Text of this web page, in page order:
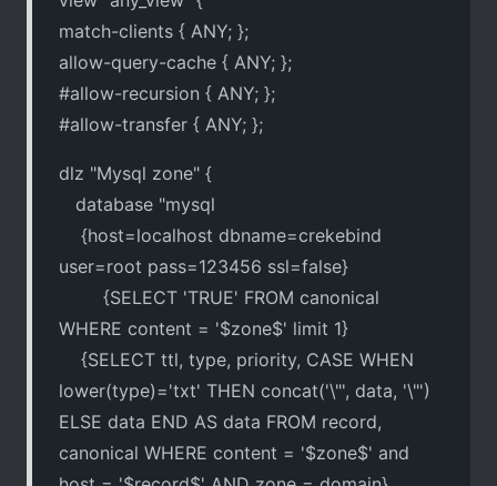
match-clients { ANY; };
allow-query-cache { ANY; };
#allow-recursion { ANY; };
#allow-transfer { ANY; };
dlz "Mysql zone" {
database "mysql
{host=localhost dbname=crekebind
user=root pass=123456 ssl=false}
{SELECT 'TRUE' FROM canonical
WHERE content = '$zone$' limit 1}
{SELECT ttl, type, priority, CASE WHEN
lower(type)='txt' THEN concat('\"', data, '\"')
ELSE data END AS data FROM record,
canonical WHERE content = '$zone$' and